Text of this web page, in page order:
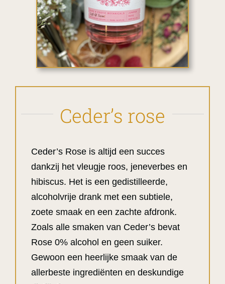
Ceder’s rose
Ceder’s Rose is altijd een succes
dankzij het vleugje roos, jeneverbes en
hibiscus. Het is een gedistilleerde,
alcoholvrije drank met een subtiele,
zoete smaak en een zachte afdronk.
Zoals alle smaken van Ceder’s bevat
Rose 0% alcohol en geen suiker.
Gewoon een heerlijke smaak van de
allerbeste ingrediënten en deskundige